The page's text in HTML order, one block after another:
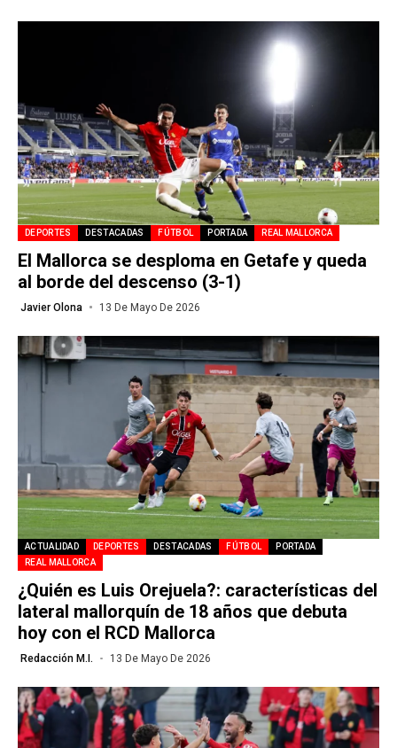
DEPORTES DESTACADAS FÚTBOL PORTADA REAL MALLORCA
El Mallorca se desploma en Getafe y queda
al borde del descenso (3-1)
Javier Olona 13 De Mayo De 2026
ACTUALIDAD DEPORTES DESTACADAS FÚTBOL
PORTADA
REAL MALLORCA
¿Quién es Luis Orejuela?: características del
lateral mallorquín de 18 años que debuta
hoy con el RCD Mallorca
Redacción M.I. 13 De Mayo De 2026